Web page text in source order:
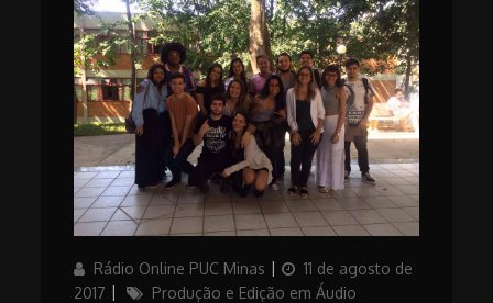
AuthorRádio Online PUC Minas
Posted
on
11 de agosto de
2017
Categories
Produção e Edição em Áudio